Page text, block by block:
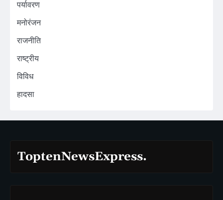
पर्यावरण
मनोरंजन
राजनीति
राष्ट्रीय
विविध
हादसा
ToptenNewsExpress.